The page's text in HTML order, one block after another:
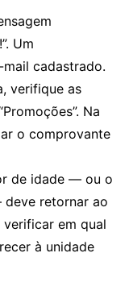
Um
cadastrado.
verifique as
Na
o comprovante
de idade — ou o
deve retornar ao
verificar em qual
à unidade